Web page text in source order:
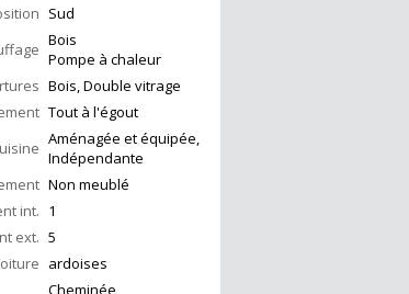
Sud
Bois
Pompe à chaleur
Bois, Double vitrage
Tout à l'égout
Aménagée et équipée,
Indépendante
Non meublé
int. 1
ext. 5
ardoises
Cheminée